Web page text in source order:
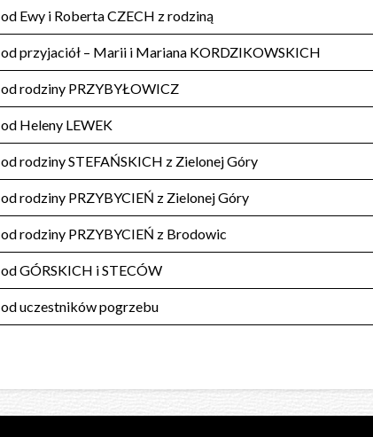
od Ewy i Roberta CZECH z rodziną
od przyjaciół – Marii i Mariana KORDZIKOWSKICH
od rodziny PRZYBYŁOWICZ
od Heleny LEWEK
od rodziny STEFAŃSKICH z Zielonej Góry
od rodziny PRZYBYCIEŃ z Zielonej Góry
od rodziny PRZYBYCIEŃ z Brodowic
od GÓRSKICH i STECÓW
od uczestników pogrzebu